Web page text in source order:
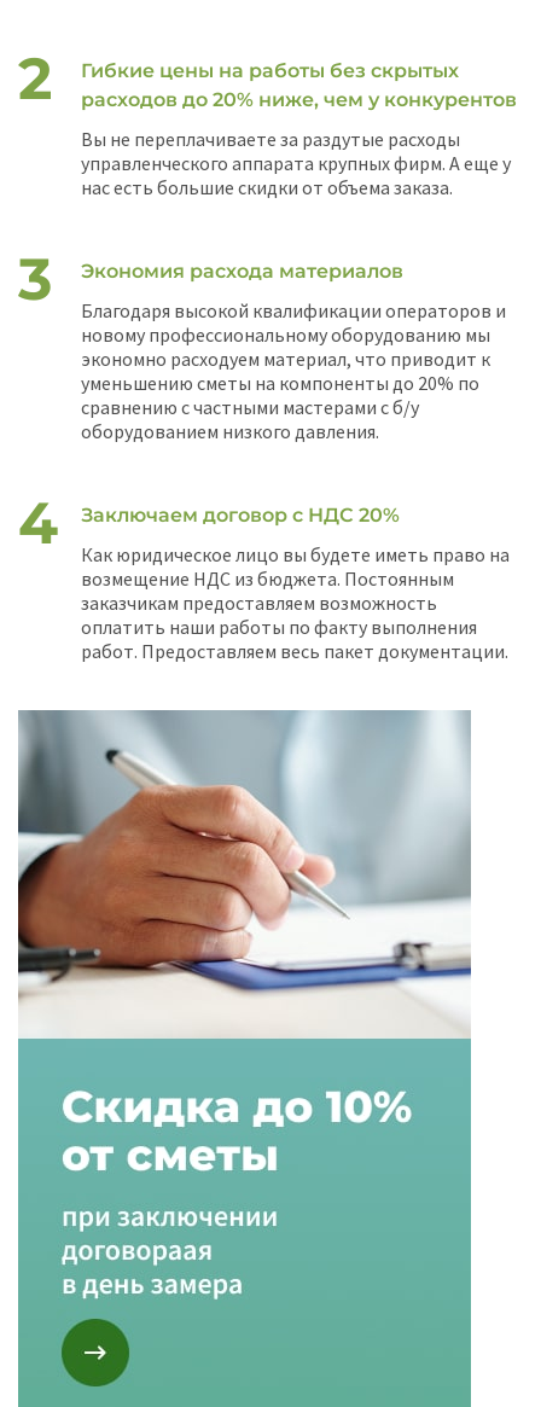
Гибкие цены на работы без скрытых
расходов до 20% ниже, чем у конкурентов
Вы не переплачиваете за раздутые расходы
управленческого аппарата крупных фирм. А еще у
нас есть большие скидки от объема заказа.
Экономия расхода материалов
Благодаря высокой квалификации операторов и
новому профессиональному оборудованию мы
экономно расходуем материал, что приводит к
уменьшению сметы на компоненты до 20% по
сравнению с частными мастерами с б/у
оборудованием низкого давления.
Заключаем договор с НДС 20%
Как юридическое лицо вы будете иметь право на
возмещение НДС из бюджета. Постоянным
заказчикам предоставляем возможность
оплатить наши работы по факту выполнения
работ. Предоставляем весь пакет документации.